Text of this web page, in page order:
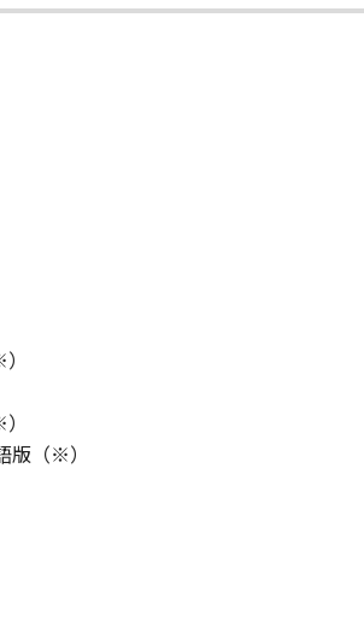
の販売代理店および販売店、並びにキ
フトウェア」に対してアップデート、
で使用許諾されます。キヤノン、キ
店のいずれも、「本ソフトウェア」に
とを問わず一切しないものとします。
の子会社、キヤノンの関連会社、そ
いかなる損害（逸失利益およびその
適用法で認められる限り、一切の責任
ノンの関連会社、それらの販売代理店
の子会社、キヤノンの関連会社、そ
用に起因または関連してお客様と第三
版（※）